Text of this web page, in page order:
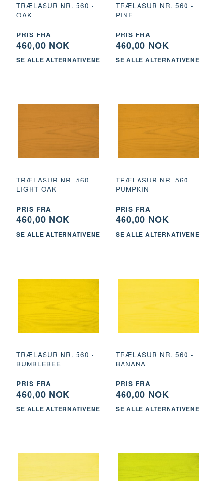
TRÆLASUR NR. 560 -
OAK
PRIS FRA
460,00 NOK
SE ALLE ALTERNATIVENE
TRÆLASUR NR. 560 -
PINE
PRIS FRA
460,00 NOK
SE ALLE ALTERNATIVENE
TRÆLASUR NR. 560 -
LIGHT OAK
PRIS FRA
460,00 NOK
SE ALLE ALTERNATIVENE
TRÆLASUR NR. 560 -
PUMPKIN
PRIS FRA
460,00 NOK
SE ALLE ALTERNATIVENE
TRÆLASUR NR. 560 -
BUMBLEBEE
PRIS FRA
460,00 NOK
SE ALLE ALTERNATIVENE
TRÆLASUR NR. 560 -
BANANA
PRIS FRA
460,00 NOK
SE ALLE ALTERNATIVENE